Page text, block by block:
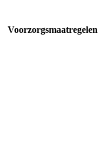
Voorzorgsmaatregelen